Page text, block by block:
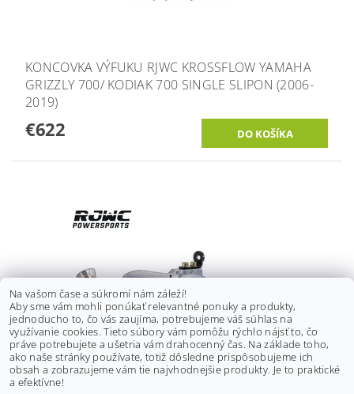
KONCOVKA VÝFUKU RJWC KROSSFLOW YAMAHA
GRIZZLY 700/ KODIAK 700 SINGLE SLIPON (2006-
2019)
€622
KONCOVKA VÝFUKU RJWC APX YAMAHA GRIZZLY
Na vašom čase a súkromí nám záleží!
Aby sme vám mohli ponúkať relevantné ponuky a produkty,
jednoducho to, čo vás zaujíma, potrebujeme váš súhlas na
využívanie cookies. Tieto súbory vám pomôžu rýchlo nájsť to, čo
práve potrebujete a ušetria vám drahocenný čas. Na základe toho,
ako naše stránky používate, totiž dôsledne prispôsobujeme ich
obsah a zobrazujeme vám tie najvhodnejšie produkty. Je to praktické
a efektívne!